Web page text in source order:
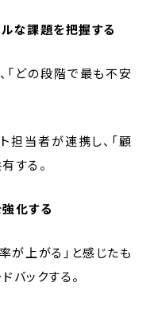
な課題を把握する
「どの段階で最も不安
担当者が連携し、「顧
する。
化する
が上がる」と感じたも
バックする。